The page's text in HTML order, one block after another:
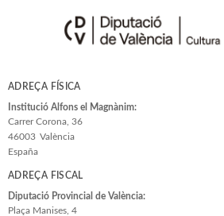
ADREÇA FÍSICA
Institució Alfons el Magnànim:
Carrer Corona, 36
46003 València
España
ADREÇA FISCAL
Diputació Provincial de València:
Plaça Manises, 4